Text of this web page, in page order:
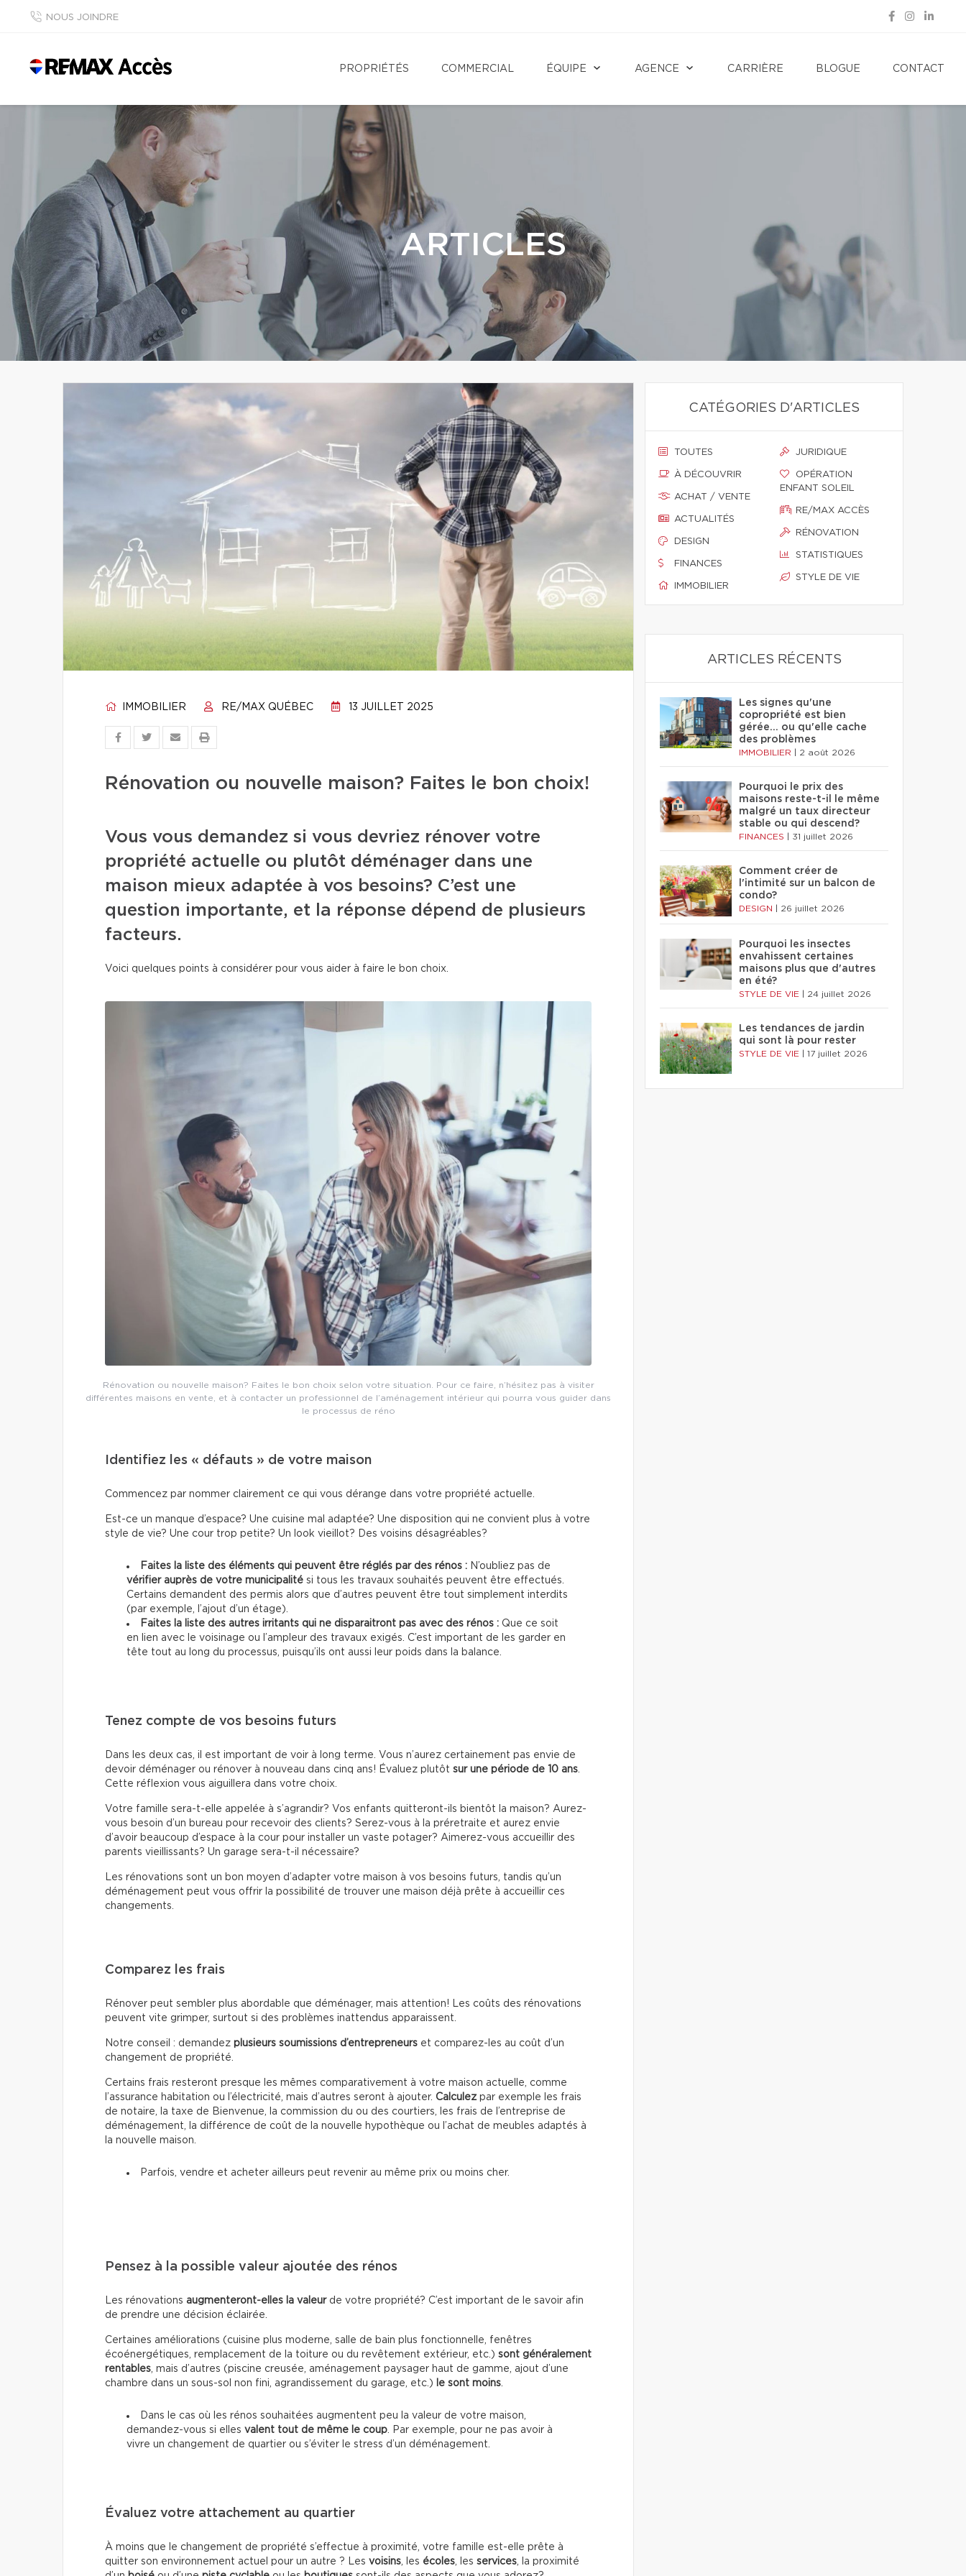
NOUS JOINDRE
PROPRIÉTÉS COMMERCIAL ÉQUIPE AGENCE CARRIÈRE BLOGUE CONTACT
ARTICLES
IMMOBILIER RE/MAX QUÉBEC 13 JUILLET 2025
Rénovation ou nouvelle maison? Faites le bon choix!
Vous vous demandez si vous devriez rénover votre
propriété actuelle ou plutôt déménager dans une
maison mieux adaptée à vos besoins? C’est une
question importante, et la réponse dépend de plusieurs
facteurs.
Voici quelques points à considérer pour vous aider à faire le bon choix.
Rénovation ou nouvelle maison? Faites le bon choix selon votre situation. Pour ce faire, n’hésitez pas à visiter
différentes maisons en vente, et à contacter un professionnel de l’aménagement intérieur qui pourra vous guider dans
le processus de réno
Identifiez les « défauts » de votre maison
Commencez par nommer clairement ce qui vous dérange dans votre propriété actuelle.
Est-ce un manque d’espace? Une cuisine mal adaptée? Une disposition qui ne convient plus à votre
style de vie? Une cour trop petite? Un look vieillot? Des voisins désagréables?
Faites la liste des éléments qui peuvent être réglés par des rénos : N’oubliez pas de
vérifier auprès de votre municipalité si tous les travaux souhaités peuvent être effectués.
Certains demandent des permis alors que d’autres peuvent être tout simplement interdits
(par exemple, l’ajout d’un étage).
Faites la liste des autres irritants qui ne disparaitront pas avec des rénos : Que ce soit
en lien avec le voisinage ou l’ampleur des travaux exigés. C’est important de les garder en
tête tout au long du processus, puisqu’ils ont aussi leur poids dans la balance.
Tenez compte de vos besoins futurs
Dans les deux cas, il est important de voir à long terme. Vous n’aurez certainement pas envie de
devoir déménager ou rénover à nouveau dans cinq ans! Évaluez plutôt sur une période de 10 ans.
Cette réflexion vous aiguillera dans votre choix.
Votre famille sera-t-elle appelée à s’agrandir? Vos enfants quitteront-ils bientôt la maison? Aurez-
vous besoin d’un bureau pour recevoir des clients? Serez-vous à la préretraite et aurez envie
d’avoir beaucoup d’espace à la cour pour installer un vaste potager? Aimerez-vous accueillir des
parents vieillissants? Un garage sera-t-il nécessaire?
Les rénovations sont un bon moyen d’adapter votre maison à vos besoins futurs, tandis qu’un
déménagement peut vous offrir la possibilité de trouver une maison déjà prête à accueillir ces
changements.
Comparez les frais
Rénover peut sembler plus abordable que déménager, mais attention! Les coûts des rénovations
peuvent vite grimper, surtout si des problèmes inattendus apparaissent.
Notre conseil : demandez plusieurs soumissions d’entrepreneurs et comparez-les au coût d’un
changement de propriété.
Certains frais resteront presque les mêmes comparativement à votre maison actuelle, comme
l’assurance habitation ou l’électricité, mais d’autres seront à ajouter. Calculez par exemple les frais
de notaire, la taxe de Bienvenue, la commission du ou des courtiers, les frais de l’entreprise de
déménagement, la différence de coût de la nouvelle hypothèque ou l’achat de meubles adaptés à
la nouvelle maison.
Parfois, vendre et acheter ailleurs peut revenir au même prix ou moins cher.
Pensez à la possible valeur ajoutée des rénos
Les rénovations augmenteront-elles la valeurde votre propriété? C’est important de le savoir afin
de prendre une décision éclairée.
Certaines améliorations (cuisine plus moderne, salle de bain plus fonctionnelle, fenêtres
écoénergétiques, remplacement de la toiture ou du revêtement extérieur, etc.) sont généralement
rentables, mais d’autres (piscine creusée, aménagement paysager haut de gamme, ajout d’une
chambre dans un sous-sol non fini, agrandissement du garage, etc.)
le sont moins.
Dans le cas où les rénos souhaitées augmentent peu la valeur de votre maison,
demandez-vous si elles valent tout de même le coup. Par exemple, pour ne pas avoir à
vivre un changement de quartier ou s’éviter le stress d’un déménagement.
Évaluez votre attachement au quartier
À moins que le changement de propriété s’effectue à proximité, votre famille est-elle prête à
quitter son environnement actuel pour un autre ? Les voisins, les écoles, les services, la proximité
CATÉGORIES D'ARTICLES
TOUTES
À DÉCOUVRIR
ACHAT / VENTE
ACTUALITÉS
DESIGN
FINANCES
IMMOBILIER
JURIDIQUE
ENFANT SOLEIL
RE/MAX ACCÈS
RÉNOVATION
STATISTIQUES
STYLE DE VIE
ARTICLES RÉCENTS
Les signes qu'une
copropriété est bien
gérée… ou qu'elle cache
des problèmes
IMMOBILIER 2 août 2026
Pourquoi le prix des
maisons reste-t-il le même
malgré un taux directeur
stable ou qui descend?
FINANCES 31 juillet 2026
Comment créer de
l'intimité sur un balcon de
condo?
DESIGN 26 juillet 2026
Pourquoi les insectes
envahissent certaines
maisons plus que d'autres
en été?
STYLE DE VIE 24 juillet 2026
Les tendances de jardin
qui sont là pour rester
STYLE DE VIE 17 juillet 2026